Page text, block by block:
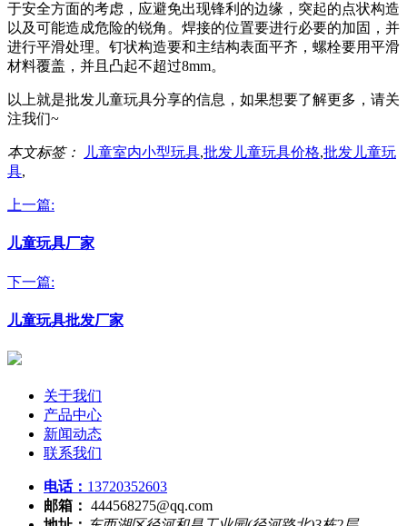
于安全方面的考虑，应避免出现锋利的边缘，突起的点状构造
以及可能造成危险的锐角。焊接的位置要进行必要的加固，并
进行平滑处理。钉状构造要和主结构表面平齐，螺栓要用平滑
材料覆盖，并且凸起不超过8mm。
以上就是批发儿童玩具分享的信息，如果想要了解更多，请关
注我们~
本文标签： 儿童室内小型玩具,批发儿童玩具价格,批发儿童玩
具,
上一篇:
儿童玩具厂家
下一篇:
儿童玩具批发厂家
关于我们
产品中心
新闻动态
联系我们
电话： 13720352603
邮箱： 444568275@qq.com